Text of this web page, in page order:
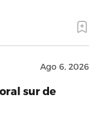
Ago 6, 2026
sur de